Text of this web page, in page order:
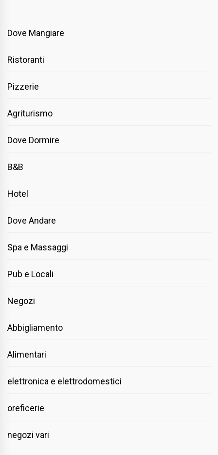
Dove Mangiare
Ristoranti
Pizzerie
Agriturismo
Dove Dormire
B&B
Hotel
Dove Andare
Spa e Massaggi
Pub e Locali
Negozi
Abbigliamento
Alimentari
elettronica e elettrodomestici
oreficerie
negozi vari